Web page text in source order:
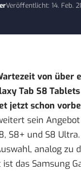
Veröffentlicht: 14. Feb.
von über
Tab S8
jetzt schon
sein
S8+ und S8
analog zu
ist das Samsung